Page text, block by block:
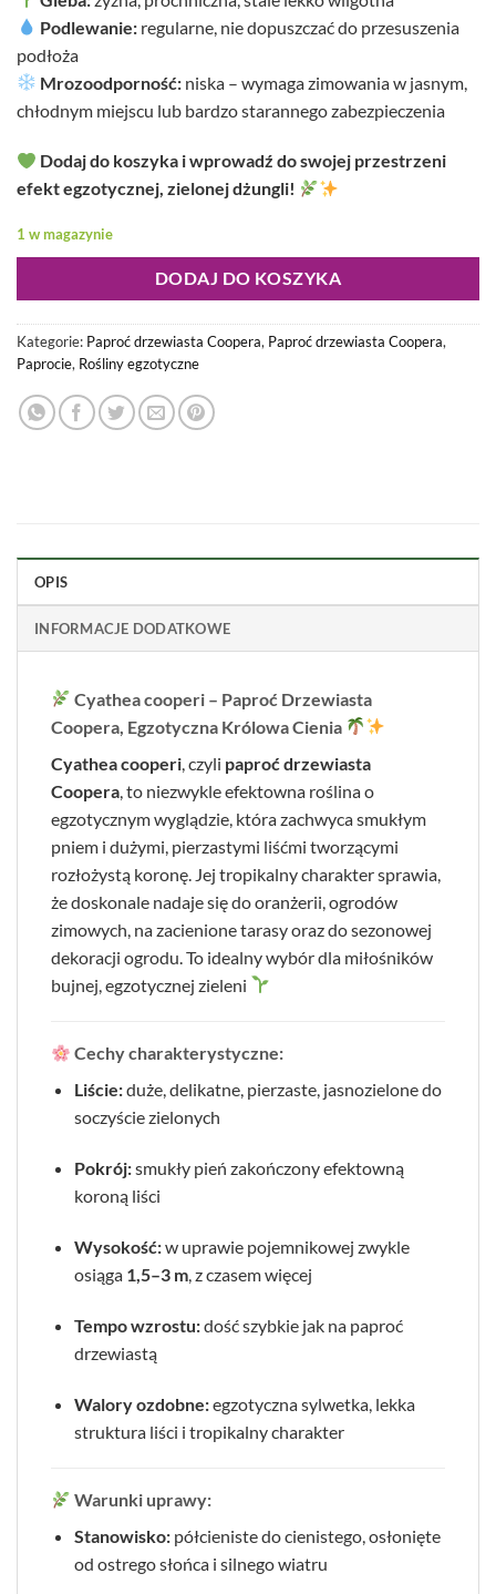
Podlewanie: regularne, nie dopuszczać do przesuszenia
podłoża
Mrozoodporność: niska – wymaga zimowania w jasnym,
chłodnym miejscu lub bardzo starannego zabezpieczenia
Dodaj do koszyka i wprowadź do swojej przestrzeni
efekt egzotycznej, zielonej dżungli!
1 w magazynie
DODAJ DO KOSZYKA
Kategorie: Paproć drzewiasta Coopera, Paproć drzewiasta Coopera,
Paprocie, Rośliny egzotyczne
OPIS
INFORMACJE DODATKOWE
Cyathea cooperi – Paproć Drzewiasta
Coopera, Egzotyczna Królowa Cienia
Cyathea cooperi , czyli paproć drzewiasta
Coopera , to niezwykle efektowna roślina o
egzotycznym wyglądzie, która zachwyca smukłym
pniem i dużymi, pierzastymi liśćmi tworzącymi
rozłożystą koronę. Jej tropikalny charakter sprawia,
że doskonale nadaje się do oranżerii, ogrodów
zimowych, na zacienione tarasy oraz do sezonowej
dekoracji ogrodu. To idealny wybór dla miłośników
bujnej, egzotycznej zieleni
Cechy charakterystyczne:
Liście:duże, delikatne, pierzaste, jasnozielone do
soczyście zielonych
Pokrój:smukły pień zakończony efektowną
koroną liści
Wysokość:w uprawie pojemnikowej zwykle
osiąga 1,5–3 m, z czasem więcej
Tempo wzrostu:dość szybkie jak na paproć
drzewiastą
Walory ozdobne:egzotyczna sylwetka, lekka
struktura liści i tropikalny charakter
Warunki uprawy:
Stanowisko:półcieniste do cienistego, osłonięte
od ostrego słońca i silnego wiatru